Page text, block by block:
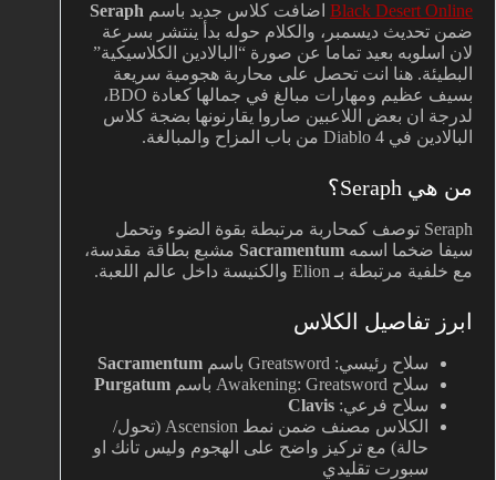
Black Desert Online اضافت كلاس جديد باسم Seraph
ضمن تحديث ديسمبر، والكلام حوله بدأ ينتشر بسرعة
لان اسلوبه بعيد تماما عن صورة “البالادين الكلاسيكية”
البطيئة. هنا انت تحصل على محاربة هجومية سريعة
بسيف عظيم ومهارات مبالغ في جمالها كعادة BDO،
لدرجة ان بعض اللاعبين صاروا يقارنونها بضجة كلاس
البالادين في Diablo 4 من باب المزاح والمبالغة.
من هي Seraph؟
Seraph توصف كمحاربة مرتبطة بقوة الضوء وتحمل
سيفا ضخما اسمه Sacramentum مشبع بطاقة مقدسة،
مع خلفية مرتبطة بـ Elion والكنيسة داخل عالم اللعبة.
ابرز تفاصيل الكلاس
سلاح رئيسي: Greatsword باسم
Sacramentum
سلاح Awakening: Greatsword باسم
Purgatum
سلاح فرعي: Clavis
الكلاس مصنف ضمن نمط Ascension (تحول/
حالة) مع تركيز واضح على الهجوم وليس تانك او
سبورت تقليدي